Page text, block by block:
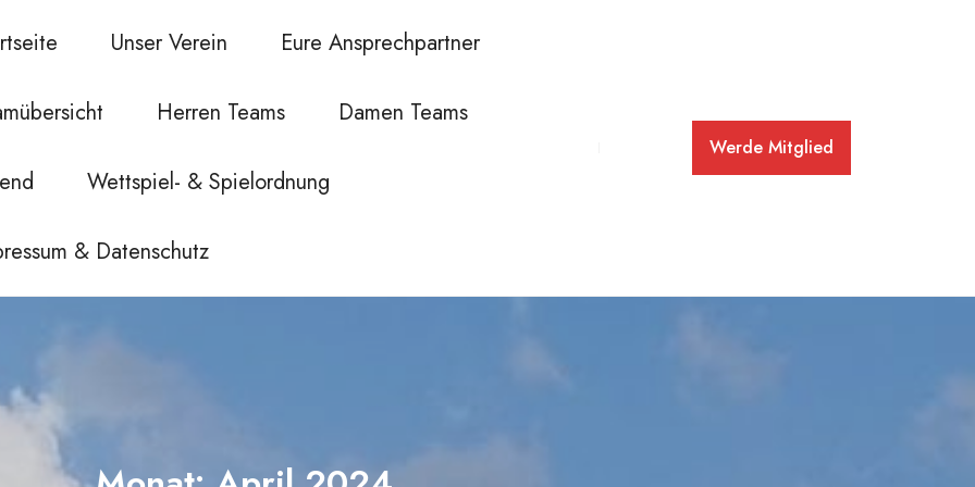
Unser Verein Eure Ansprechpartner
Herren Teams Damen Teams
Wettspiel- & Spielordnung
& Datenschutz
Werde Mitglied